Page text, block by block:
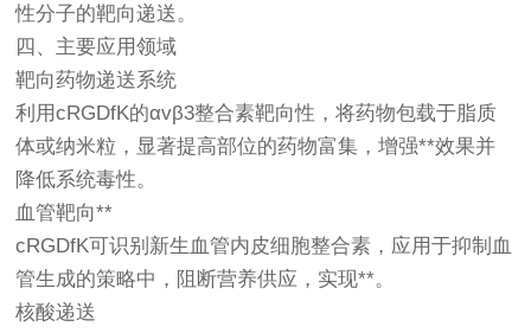
性分子的靶向递送。
四、主要应用领域
靶向药物递送系统
利用cRGDfK的αvβ3整合素靶向性，将药物包载于脂质
体或纳米粒，显著提高部位的药物富集，增强**效果并
降低系统毒性。
血管靶向**
cRGDfK可识别新生血管内皮细胞整合素，应用于抑制血
管生成的策略中，阻断营养供应，实现**。
核酸递送